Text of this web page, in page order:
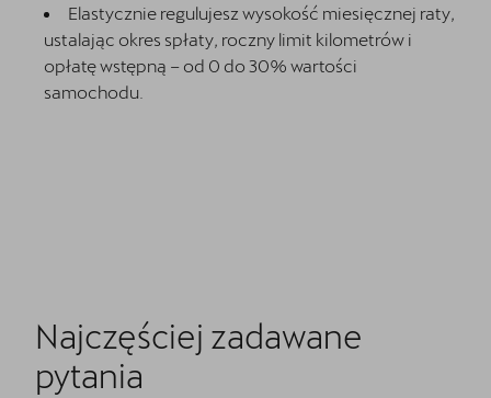
Elastycznie regulujesz wysokość miesięcznej raty,
ustalając okres spłaty, roczny limit kilometrów i
opłatę wstępną – od 0 do 30% wartości
samochodu.
Najczęściej zadawane
pytania